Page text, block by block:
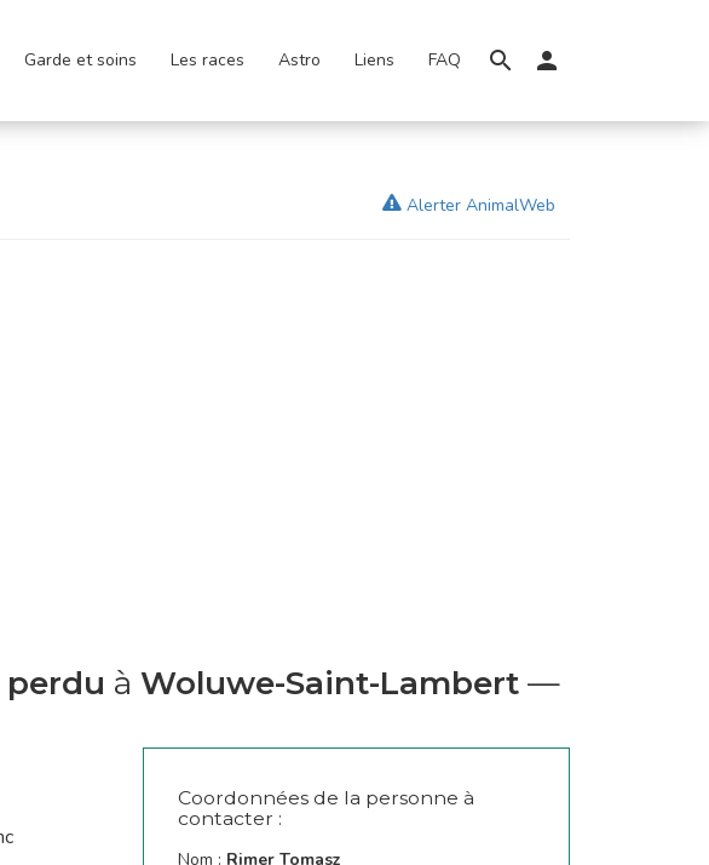
Garde et soins Les races Astro Liens FAQ
Alerter AnimalWeb
perdu à Woluwe-Saint-Lambert—
Coordonnées de la personne à
contacter :
Nom : Rimer Tomasz